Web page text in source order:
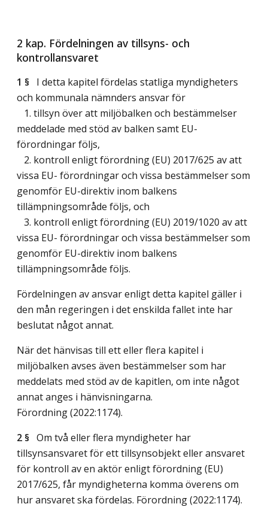
2 kap. Fördelningen av tillsyns- och
kontrollansvaret
1 § I detta kapitel fördelas statliga myndigheters
och kommunala nämnders ansvar för
1. tillsyn över att miljöbalken och bestämmelser
meddelade med stöd av balken samt EU-
förordningar följs,
2. kontroll enligt förordning (EU) 2017/625 av att
vissa EU- förordningar och vissa bestämmelser som
genomför EU-direktiv inom balkens
tillämpningsområde följs, och
3. kontroll enligt förordning (EU) 2019/1020 av att
vissa EU- förordningar och vissa bestämmelser som
genomför EU-direktiv inom balkens
tillämpningsområde följs.
Fördelningen av ansvar enligt detta kapitel gäller i
den mån regeringen i det enskilda fallet inte har
beslutat något annat.
När det hänvisas till ett eller flera kapitel i
miljöbalken avses även bestämmelser som har
meddelats med stöd av de kapitlen, om inte något
annat anges i hänvisningarna.
Förordning (2022:1174).
2 § Om två eller flera myndigheter har
tillsynsansvaret för ett tillsynsobjekt eller ansvaret
för kontroll av en aktör enligt förordning (EU)
2017/625, får myndigheterna komma överens om
hur ansvaret ska fördelas. Förordning (2022:1174).